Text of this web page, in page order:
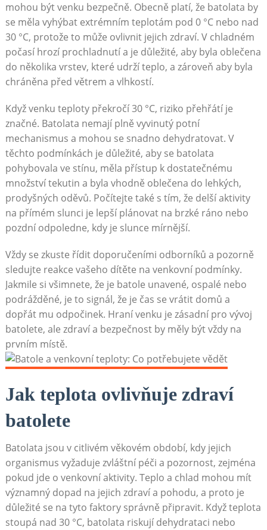
mohou být venku bezpečně. Obecně platí, že batolata by
se měla vyhýbat extrémním teplotám pod 0 °C nebo nad
30 °C, protože to může ovlivnit jejich zdraví. V chladném
počasí hrozí prochladnutí a je důležité, aby byla oblečena
do několika vrstev, které udrží teplo, a zároveň aby byla
chráněna před větrem a vlhkostí.
Když venku teploty překročí 30 °C, riziko přehřátí je
značné. Batolata nemají plně vyvinutý potní
mechanismus a mohou se snadno dehydratovat. V
těchto podmínkách je důležité, aby se batolata
pohybovala ve stínu, měla přístup k dostatečnému
množství tekutin a byla vhodně oblečena do lehkých,
prodyšných oděvů. Počítejte také s tím, že delší aktivity
na přímém slunci je lepší plánovat na brzké ráno nebo
pozdní odpoledne, kdy je slunce mírnější.
Vždy se zkuste řídit doporučeními odborníků a pozorně
sledujte reakce vašeho dítěte na venkovní podmínky.
Jakmile si všimnete, že je batole unavené, ospalé nebo
podrážděné, je to signál, že je čas se vrátit domů a
dopřát mu odpočinek. Hraní venku je zásadní pro vývoj
batolete, ale zdraví a bezpečnost by měly být vždy na
prvním místě.
Jak teplota ovlivňuje zdraví
batolete
Batolata jsou v citlivém věkovém období, kdy jejich
organismus vyžaduje zvláštní péči a pozornost, zejména
pokud jde o venkovní aktivity. Teplo a chlad mohou mít
významný dopad na jejich zdraví a pohodu, a proto je
důležité se na tyto faktory správně připravit. Když teplota
stoupá nad 30 °C, batolata riskují dehydrataci nebo